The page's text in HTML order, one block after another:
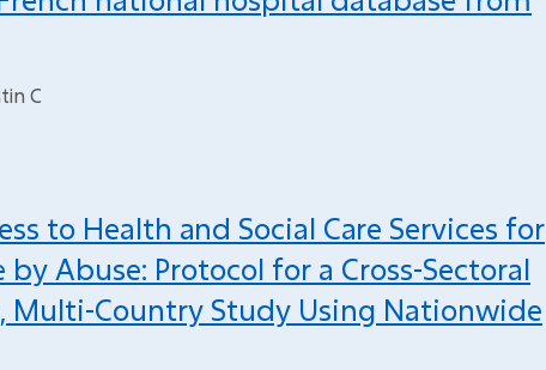
C
to Health and Social Care Services for
Abuse: Protocol for a Cross-Sectoral
Multi-Country Study Using Nationwide